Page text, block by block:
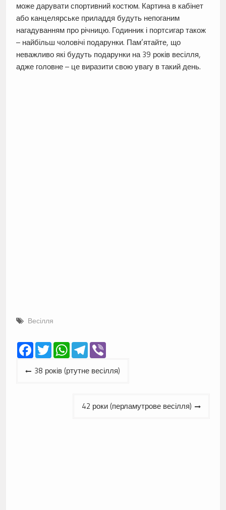
може дарувати спортивний костюм. Картина в кабінет
або канцелярське приладдя будуть непоганим
нагадуванням про річницю. Годинник і портсигар також
– найбільш чоловічі подарунки. Пам’ятайте, що
неважливо які будуть подарунки на 39 років весілля,
адже головне – це виразити свою увагу в такий день.
Весілля
Facebook
TwitterWhatsApp
Telegram
Viber
Навігація
38 років (ртутне весілля)
42 роки (перламутрове весілля)